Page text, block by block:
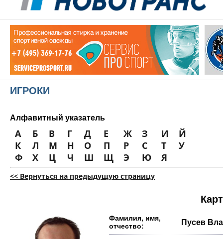
ИГРОКИ
Алфавитный указатель
А Б В Г Д Е Ж З И
Й
К
Л М Н О П Р С Т
У
Ф
Х Ц Ч Ш Щ Э Ю Я
<< Вернуться на предыдущую страницу
Фамилия, имя,
отчество:
Пусев